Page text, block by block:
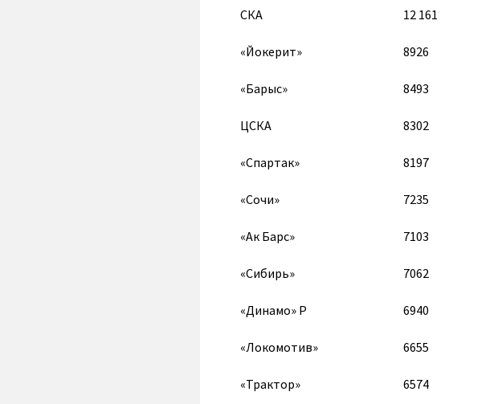
СКА 12 161
«Йокерит» 8926
«Барыс» 8493
ЦСКА 8302
«Спартак» 8197
«Сочи» 7235
«Ак Барс» 7103
«Сибирь» 7062
«Динамо» Р 6940
«Локомотив» 6655
«Трактор» 6574